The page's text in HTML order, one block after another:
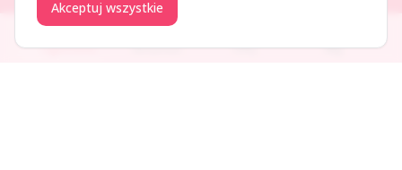
Dodaj ogłoszenie
Dodaj firmę
Ogłoszenia Aktualności Firmy Blog
Akceptuj wszystkie